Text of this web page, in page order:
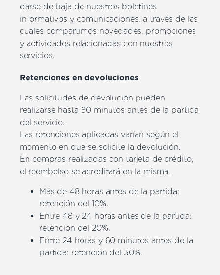
darse de baja de nuestros boletines
informativos y comunicaciones, a través de las
cuales compartimos novedades, promociones
y actividades relacionadas con nuestros
servicios.
Retenciones en devoluciones
Las solicitudes de devolución pueden
realizarse hasta 60 minutos antes de la partida
del servicio.
Las retenciones aplicadas varían según el
momento en que se solicite la devolución.
En compras realizadas con tarjeta de crédito,
el reembolso se acreditará en la misma.
Más de 48 horas antes de la partida:
retención del 10%.
Entre 48 y 24 horas antes de la partida:
retención del 20%.
Entre 24 horas y 60 minutos antes de la
partida: retención del 30%.